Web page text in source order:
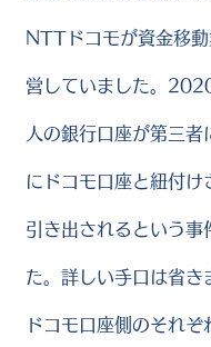
NTTドコモが資金移
営していました。
人の銀行口座が第三者
にドコモ口座と紐付け
引き出されるという事
た。詳しい手口は省き
ドコモ口座側のそれぞ